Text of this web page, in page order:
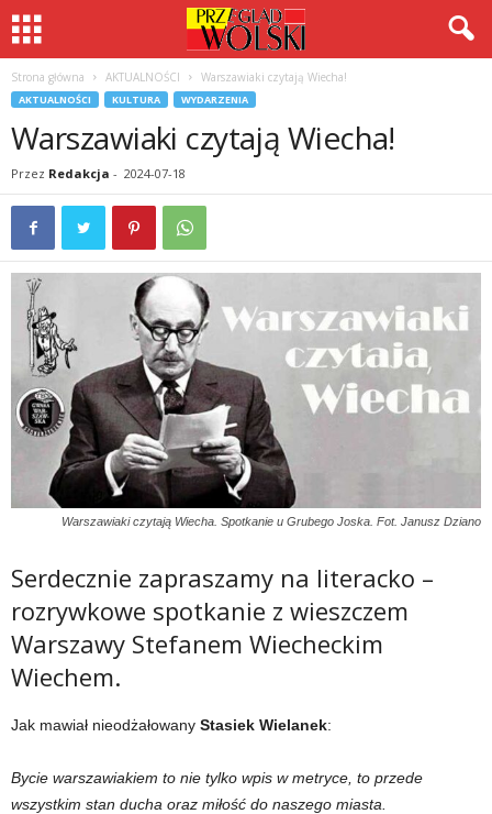
Strona główna AKTUALNOŚCI Warszawiaki czytają Wiecha!
AKTUALNOŚCI KULTURA WYDARZENIA
Warszawiaki czytają Wiecha!
Przez Redakcja - 2024-07-18
Warszawiaki czytają Wiecha. Spotkanie u Grubego Joska. Fot. Janusz Dziano
Serdecznie zapraszamy na literacko –
rozrywkowe spotkanie z wieszczem
Warszawy Stefanem Wiecheckim
Wiechem.
Jak mawiał nieodżałowany Stasiek Wielanek:
Bycie warszawiakiem to nie tylko wpis w metryce, to przede
wszystkim stan ducha oraz miłość do naszego miasta.